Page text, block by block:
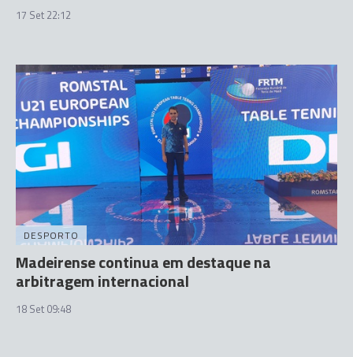
17 Set 22:12
DESPORTO
Madeirense continua em destaque na
arbitragem internacional
18 Set 09:48